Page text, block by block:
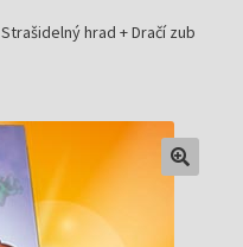
Strašidelný hrad + Dračí zub